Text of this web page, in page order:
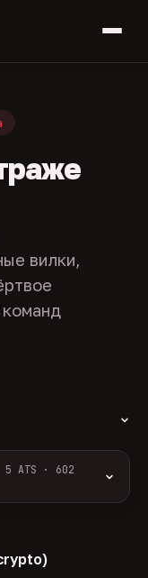
вилки,
5 ATS · 602
каждые 30